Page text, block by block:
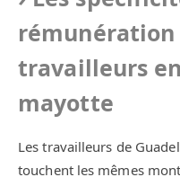
rémunération
travailleurs
mayotte
Les travailleurs de
touchent les mêmes